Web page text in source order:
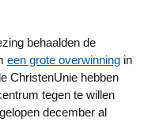
een grote overwinning in
ChristenUnie hebben
tegen te willen
december al